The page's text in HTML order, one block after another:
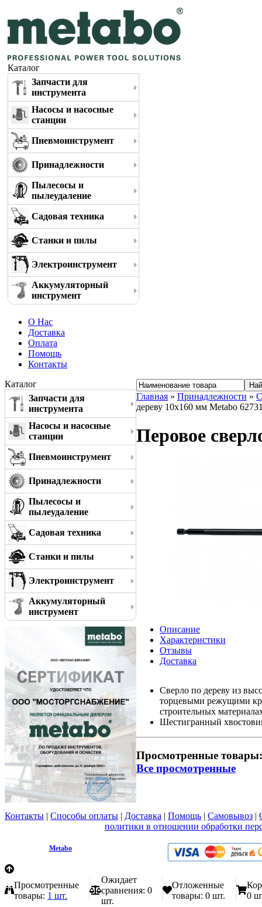
Каталог
Запчасти для
инструмента
Насосы и насосные
станции
Пневмоинструмент
Принадлежности
Пылесосы и
пылеудаление
Садовая техника
Станки и пилы
Электроинструмент
Аккумуляторный
инструмент
О Нас
Доставка
Оплата
Помощь
Контакты
Каталог
Запчасти для
инструмента
Насосы и насосные
станции
Пневмоинструмент
Принадлежности
Пылесосы и
пылеудаление
Садовая техника
Станки и пилы
Электроинструмент
Аккумуляторный
инструмент
Главная » Принадлежности »
дереву 10x160 мм Metabo
Перовое
Описание
Характеристики
Отзывы
Доставка
Сверло по дереву из
торцевыми режущими
строительных
Шестигранный
Просмотренные товары:
Все просмотренные
Контакты | Способы оплаты | Доставка | Помощь | Самовывоз |
политики в отношении обработки
Metabo
Просмотренные
товары: 1 шт.
Ожидает
сравнения: 0
шт.
Отложенные
товары: 0 шт.
0